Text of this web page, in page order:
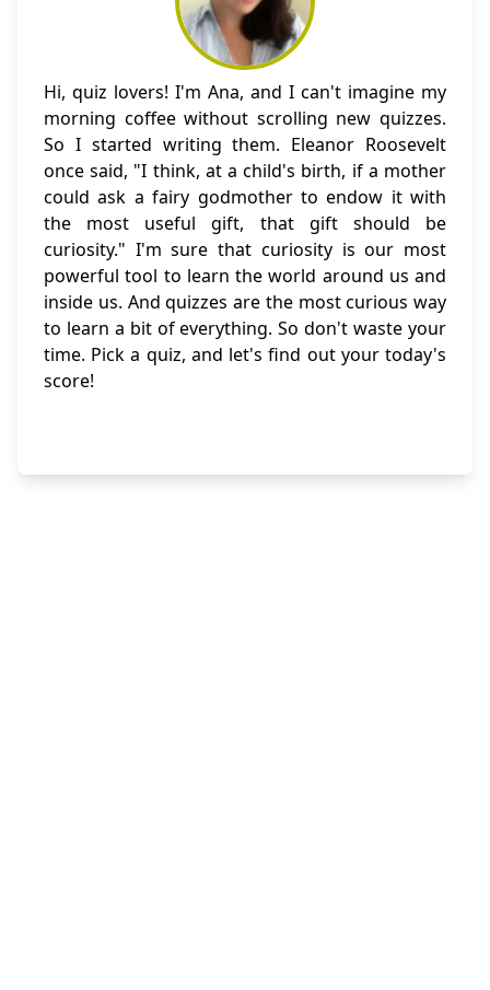
Hi, quiz lovers! I'm Ana, and I can't imagine my
morning coffee without scrolling new quizzes.
So I started writing them. Eleanor Roosevelt
once said, "I think, at a child's birth, if a mother
could ask a fairy godmother to endow it with
the most useful gift, that gift should be
curiosity." I'm sure that curiosity is our most
powerful tool to learn the world around us and
inside us. And quizzes are the most curious way
to learn a bit of everything. So don't waste your
time. Pick a quiz, and let's find out your today's
score!